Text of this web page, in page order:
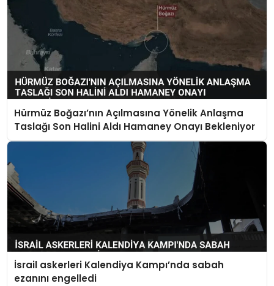
Hürmüz Boğazı’nın Açılmasına Yönelik Anlaşma
Taslağı Son Halini Aldı Hamaney Onayı Bekleniyor
İsrail askerleri Kalendiya Kampı’nda sabah
ezanını engelledi